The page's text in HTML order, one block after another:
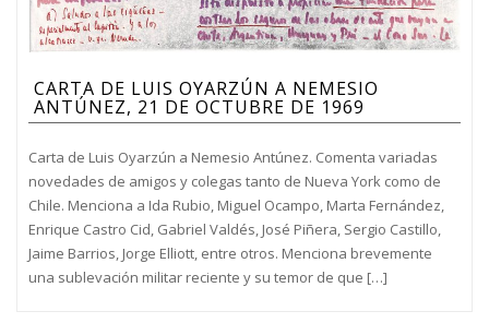
CARTA DE LUIS OYARZÚN A NEMESIO
ANTÚNEZ, 21 DE OCTUBRE DE 1969
Carta de Luis Oyarzún a Nemesio Antúnez. Comenta variadas
novedades de amigos y colegas tanto de Nueva York como de
Chile. Menciona a Ida Rubio, Miguel Ocampo, Marta Fernández,
Enrique Castro Cid, Gabriel Valdés, José Piñera, Sergio Castillo,
Jaime Barrios, Jorge Elliott, entre otros. Menciona brevemente
una sublevación militar reciente y su temor de que […]